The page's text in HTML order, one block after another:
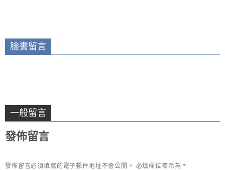
臉書留言
一般留言
發佈留言
發佈留言必須填寫的電子郵件地址不會公開。 必填欄位標示為*